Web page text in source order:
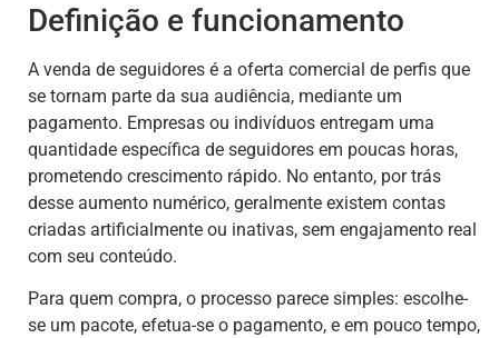
Definição e funcionamento
A venda de seguidores é a oferta comercial de perfis que
se tornam parte da sua audiência, mediante um
pagamento. Empresas ou indivíduos entregam uma
quantidade específica de seguidores em poucas horas,
prometendo crescimento rápido. No entanto, por trás
desse aumento numérico, geralmente existem contas
criadas artificialmente ou inativas, sem engajamento real
com seu conteúdo.
Para quem compra, o processo parece simples: escolhe-
se um pacote, efetua-se o pagamento, e em pouco tempo,